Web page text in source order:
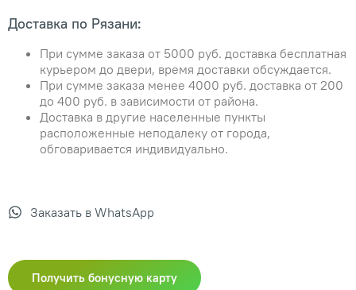
Доставка по Рязани:
При сумме заказа от 5000 руб. доставка бесплатная
курьером до двери, время доставки обсуждается.
При сумме заказа менее 4000 руб. доставка от 200
до 400 руб. в зависимости от района.
Доставка в другие населенные пункты
расположенные неподалеку от города,
обговаривается индивидуально.
Заказать в WhatsApp
Получить бонусную карту